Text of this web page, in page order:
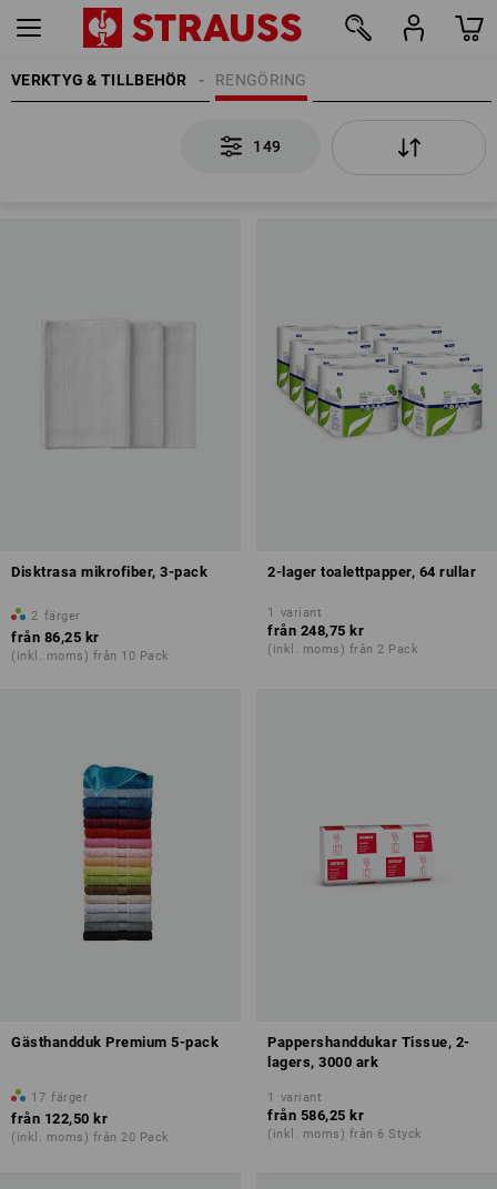
VERKTYG & TILLBEHÖR RENGÖRING
149
Disktrasa mikrofiber, 3-pack
2 färger
från 86,25 kr
(inkl. moms) från 10 Pack
2-lager toalettpapper, 64 rullar
1 variant
från 248,75 kr
(inkl. moms) från 2 Pack
Gästhandduk Premium 5-pack
17 färger
från 122,50 kr
(inkl. moms) från 20 Pack
Pappershanddukar Tissue, 2-
lagers, 3000 ark
1 variant
från 586,25 kr
(inkl. moms) från 6 Styck